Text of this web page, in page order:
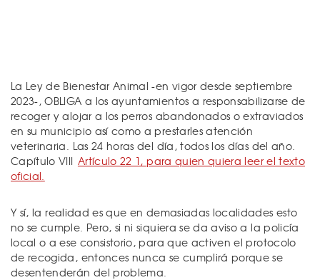
La Ley de Bienestar Animal -en vigor desde septiembre
2023-, OBLIGA a los ayuntamientos a responsabilizarse de
recoger y alojar a los perros abandonados o extraviados
en su municipio así como a prestarles atención
veterinaria. Las 24 horas del día, todos los días del año.
Capítulo VIII Artículo 22 1, para quien quiera leer el texto
oficial.
Y sí, la realidad es que en demasiadas localidades esto
no se cumple. Pero, si ni siquiera se da aviso a la policía
local o a ese consistorio, para que activen el protocolo
de recogida, entonces nunca se cumplirá porque se
desentenderán del problema.